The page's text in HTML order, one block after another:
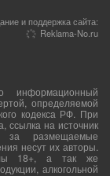
и поддержка сайта:
Reklama-No.ru
информационный
определяемой
кодекса РФ. При
ссылка на источник
за размещаемые
несут их авторы.
18+, а так же
алкогольной